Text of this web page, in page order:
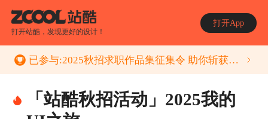
打开站酷，发现更好的设计！
打开App
已参与:2025秋招求职作品集征集令 助你斩获心动的Offer
「站酷秋招活动」2025我的